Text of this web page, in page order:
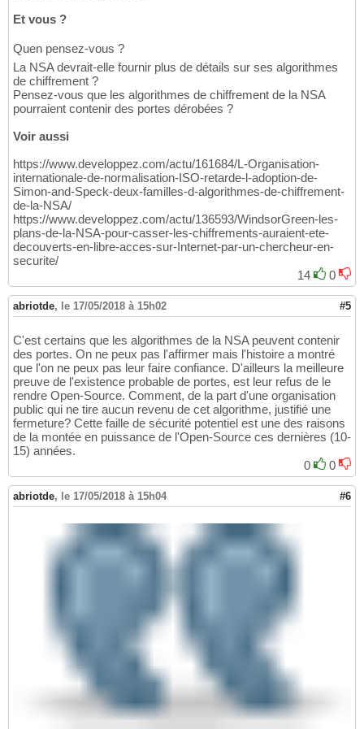
Et vous ?
Quen pensez-vous ?
La NSA devrait-elle fournir plus de détails sur ses algorithmes
de chiffrement ?
Pensez-vous que les algorithmes de chiffrement de la NSA
pourraient contenir des portes dérobées ?
Voir aussi
https://www.developpez.com/actu/161684/L-Organisation-
internationale-de-normalisation-ISO-retarde-l-adoption-de-
Simon-and-Speck-deux-familles-d-algorithmes-de-chiffrement-
de-la-NSA/
https://www.developpez.com/actu/136593/WindsorGreen-les-
plans-de-la-NSA-pour-casser-les-chiffrements-auraient-ete-
decouverts-en-libre-acces-sur-Internet-par-un-chercheur-en-
securite/
14
0
abriotde, le 17/05/2018 à 15h02 #5
C'est certains que les algorithmes de la NSA peuvent contenir
des portes. On ne peux pas l'affirmer mais l'histoire a montré
que l'on ne peux pas leur faire confiance. D'ailleurs la meilleure
preuve de l'existence probable de portes, est leur refus de le
rendre Open-Source. Comment, de la part d'une organisation
public qui ne tire aucun revenu de cet algorithme, justifié une
fermeture? Cette faille de sécurité potentiel est une des raisons
de la montée en puissance de l'Open-Source ces dernières (10-
15) années.
0
0
abriotde, le 17/05/2018 à 15h04 #6